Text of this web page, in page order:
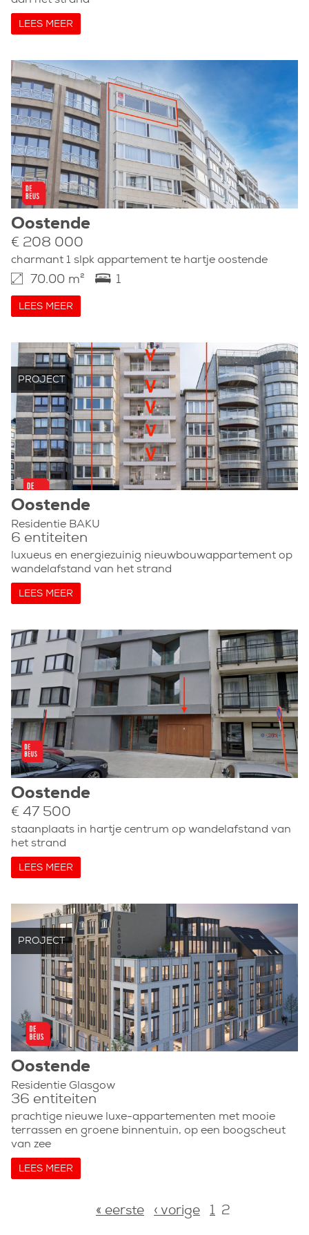
LEES MEER
Oostende
€ 208 000
charmant 1 slpk appartement te hartje oostende
70.00 m² 1
LEES MEER
PROJECT
Oostende
Residentie BAKU
6 entiteiten
luxueus en energiezuinig nieuwbouwappartement op
wandelafstand van het strand
LEES MEER
Oostende
€ 47 500
staanplaats in hartje centrum op wandelafstand van
het strand
LEES MEER
PROJECT
Oostende
Residentie Glasgow
36 entiteiten
prachtige nieuwe luxe-appartementen met mooie
terrassen en groene binnentuin, op een boogscheut
van zee
LEES MEER
« eerste ‹ vorige 1 2